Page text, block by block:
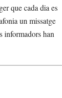
que cada dia es
un missatge
informadors han